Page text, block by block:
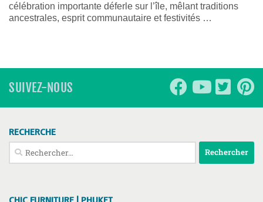
célébration importante déferle sur l’île, mêlant traditions
ancestrales, esprit communautaire et festivités …
SUIVEZ-NOUS
RECHERCHE
Rechercher :
CHIC FURNITURE | PHUKET